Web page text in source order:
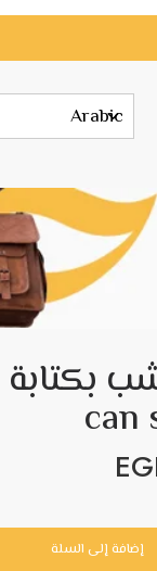
can
إضافة إلى السلة